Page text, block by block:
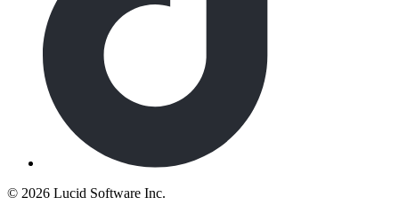
© 2026 Lucid Software Inc.